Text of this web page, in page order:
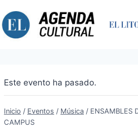
al
contenido
Este evento ha pasado.
Inicio / Eventos / Música / ENSAMBLES
CAMPUS